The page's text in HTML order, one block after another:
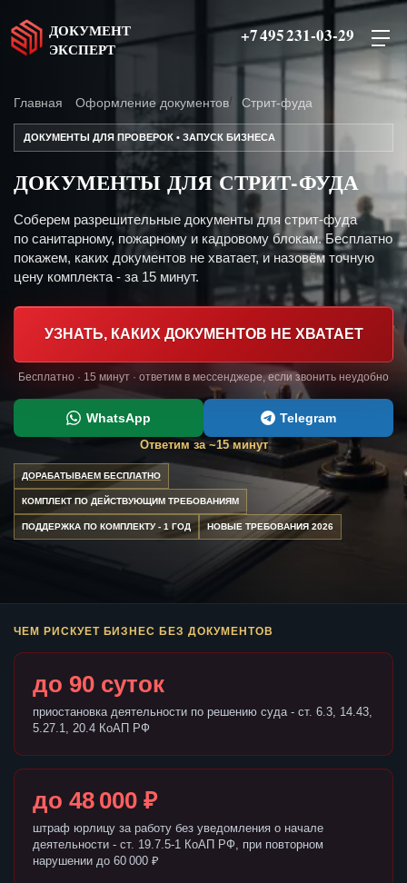
ДОКУМЕНТ
ЭКСПЕРТ
+7 495 231-03-29
Главная Оформление документов Стрит-фуда
ДОКУМЕНТЫ ДЛЯ ПРОВЕРОК • ЗАПУСК БИЗНЕСА
ДОКУМЕНТЫ ДЛЯ СТРИТ-ФУДА
Соберем разрешительные документы для стрит-фуда
по санитарному, пожарному и кадровому блокам. Бесплатно
покажем, каких документов не хватает, и назовём точную
цену комплекта - за 15 минут.
УЗНАТЬ, КАКИХ ДОКУМЕНТОВ НЕ ХВАТАЕТ
Бесплатно · 15 минут · ответим в мессенджере, если звонить неудобно
WhatsApp Telegram
Ответим за ~15 минут
ДОРАБАТЫВАЕМ БЕСПЛАТНО
КОМПЛЕКТ ПО ДЕЙСТВУЮЩИМ ТРЕБОВАНИЯМ
ПОДДЕРЖКА ПО КОМПЛЕКТУ - 1 ГОД НОВЫЕ ТРЕБОВАНИЯ 2026
ЧЕМ РИСКУЕТ БИЗНЕС БЕЗ ДОКУМЕНТОВ
до 90 суток
приостановка деятельности по решению суда - ст. 6.3, 14.43,
5.27.1, 20.4 КоАП РФ
до 48 000 ₽
штраф юрлицу за работу без уведомления о начале
деятельности - ст. 19.7.5-1 КоАП РФ, при повторном
нарушении до 60 000 ₽